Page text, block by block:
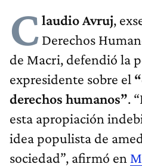
Claudio Avruj,
Derechos
de Macri, defendió la
expresidente sobre el
derechos humanos”.
esta apropiación
idea populista de
sociedad”, afirmó en